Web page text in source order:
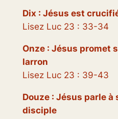
Dix : Jésus est
Lisez Luc 23 : 33-34
Onze : Jésus promet
larron
Lisez Luc 23 : 39-43
Douze : Jésus parle à
disciple